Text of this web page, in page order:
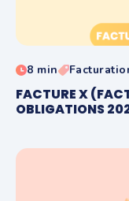
8 min
FACTURE X
OBLIGATIONS